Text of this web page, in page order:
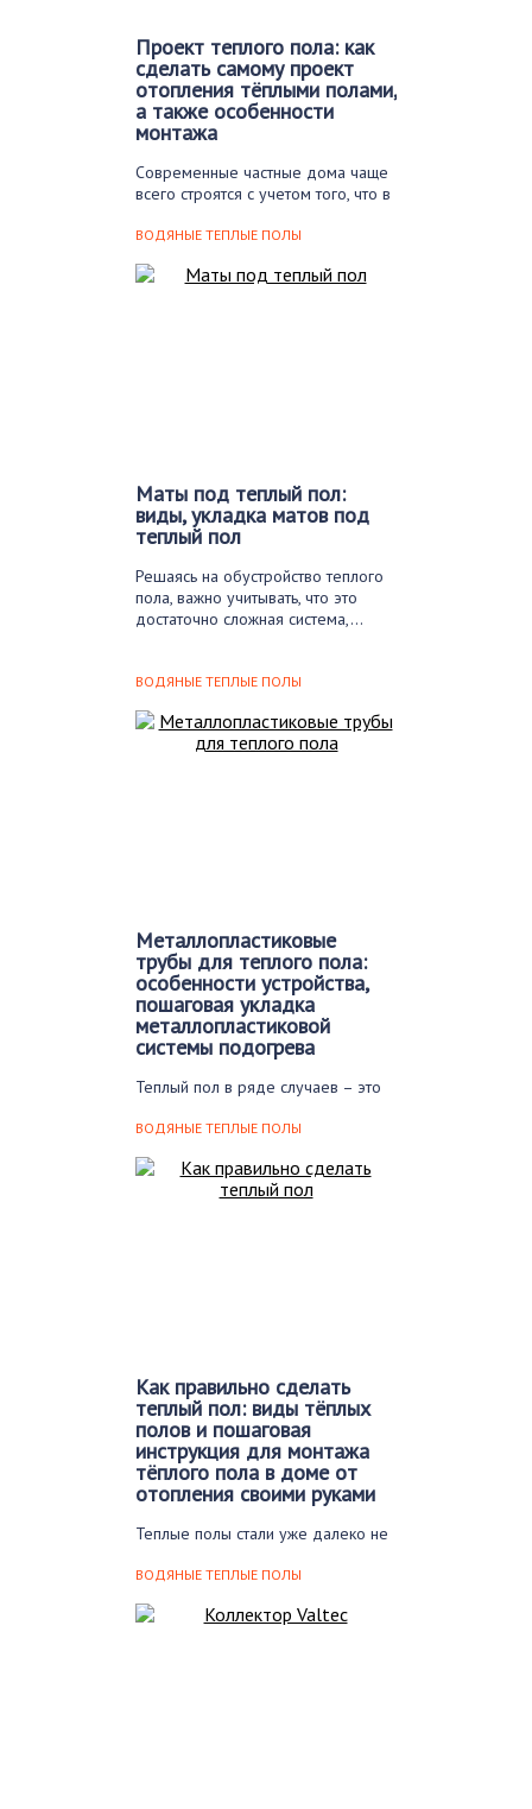
Проект теплого пола: как
сделать самому проект
отопления тёплыми полами,
а также особенности
монтажа
Современные частные дома чаще
всего строятся с учетом того, что в
ВОДЯНЫЕ ТЕПЛЫЕ ПОЛЫ
Маты под теплый пол:
виды, укладка матов под
теплый пол
Решаясь на обустройство теплого
пола, важно учитывать, что это
достаточно сложная система,…
ВОДЯНЫЕ ТЕПЛЫЕ ПОЛЫ
Металлопластиковые
трубы для теплого пола:
особенности устройства,
пошаговая укладка
металлопластиковой
системы подогрева
Теплый пол в ряде случаев – это
необходимость….
ВОДЯНЫЕ ТЕПЛЫЕ ПОЛЫ
Как правильно сделать
теплый пол: виды тёплых
полов и пошаговая
инструкция для монтажа
тёплого пола в доме от
отопления своими руками
Теплые полы стали уже далеко не
используют для подогрева…
ВОДЯНЫЕ ТЕПЛЫЕ ПОЛЫ